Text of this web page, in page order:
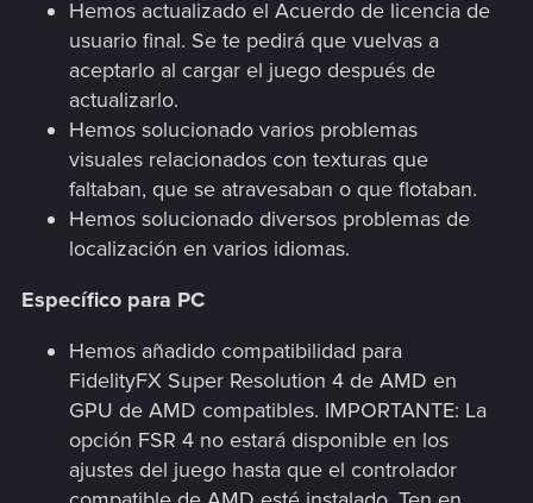
Hemos actualizado el Acuerdo de licencia de
usuario final. Se te pedirá que vuelvas a
aceptarlo al cargar el juego después de
actualizarlo.
Hemos solucionado varios problemas
visuales relacionados con texturas que
faltaban, que se atravesaban o que flotaban.
Hemos solucionado diversos problemas de
localización en varios idiomas.
Específico para PC
Hemos añadido compatibilidad para
FidelityFX Super Resolution 4 de AMD en
GPU de AMD compatibles. IMPORTANTE: La
opción FSR 4 no estará disponible en los
ajustes del juego hasta que el controlador